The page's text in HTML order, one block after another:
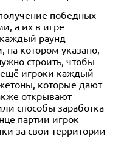
победных
а их в игре
раунд
на котором указано,
строить, чтобы
игроки каждый
которые дают
открывают
способы заработка
партии игрок
за свои территории